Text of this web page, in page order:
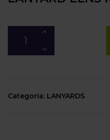
Categoria: LANYARDS